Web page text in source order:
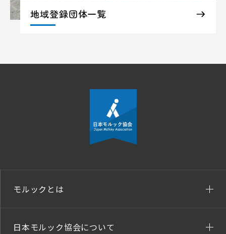
地域登録団体一覧
モルックとは
日本モルック協会について